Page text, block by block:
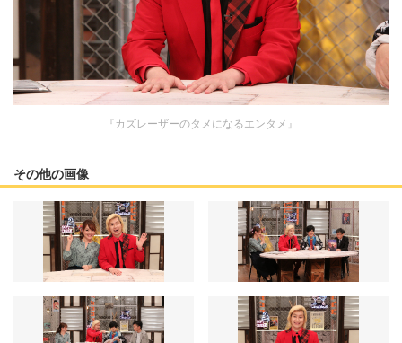
『カズレーザーのタメになるエンタメ』
その他の画像